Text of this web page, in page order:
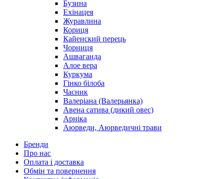
Бузина
Ехінацея
Журавлина
Кориця
Кайенский перець
Чорниця
Ашваганда
Алое вера
Куркума
Гінко білоба
Часник
Валеріана (Валерьянка)
Авена сатива (дикий овес)
Арніка
Аюрведи, Аюрведичні трави
Бренди
Про нас
Оплата і доставка
Обмін та повернення